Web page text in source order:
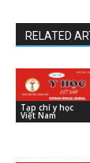
RELATED
Tạp chí y học
Việt Nam